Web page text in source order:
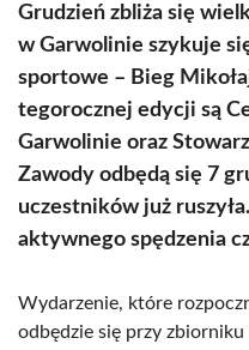
Grudzień zbliża się
w Garwolinie szykuje
sportowe – Bieg
tegorocznej edycji są
Garwolinie oraz
Zawody odbędą się 7
uczestników już
aktywnego spędzenia
Wydarzenie, które
odbędzie się przy